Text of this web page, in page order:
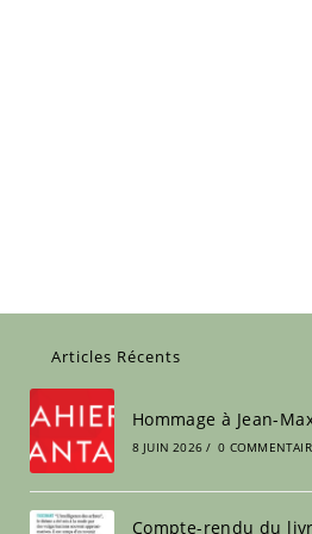
Articles Récents
Hommage à Jean-
8 JUIN 2026 / 0
Compte-rendu du